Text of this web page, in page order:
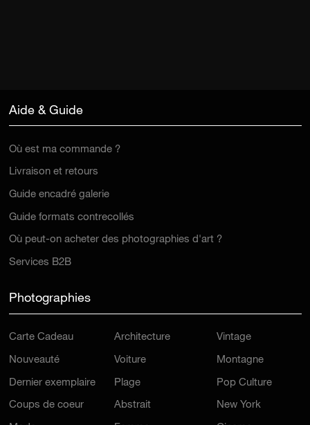
Aide & Guide
Où est ma commande ?
Livraison et retours
Guide encadré galerie
Guide formats contrecollés
Où peut-on acheter des photographies d'art ?
Services B2B
Photographies
Carte Cadeau
Nouveauté
Dernier exemplaire
Coups de coeur
Architecture
Voiture
Plage
Abstrait
Vintage
Montagne
Pop Culture
New York